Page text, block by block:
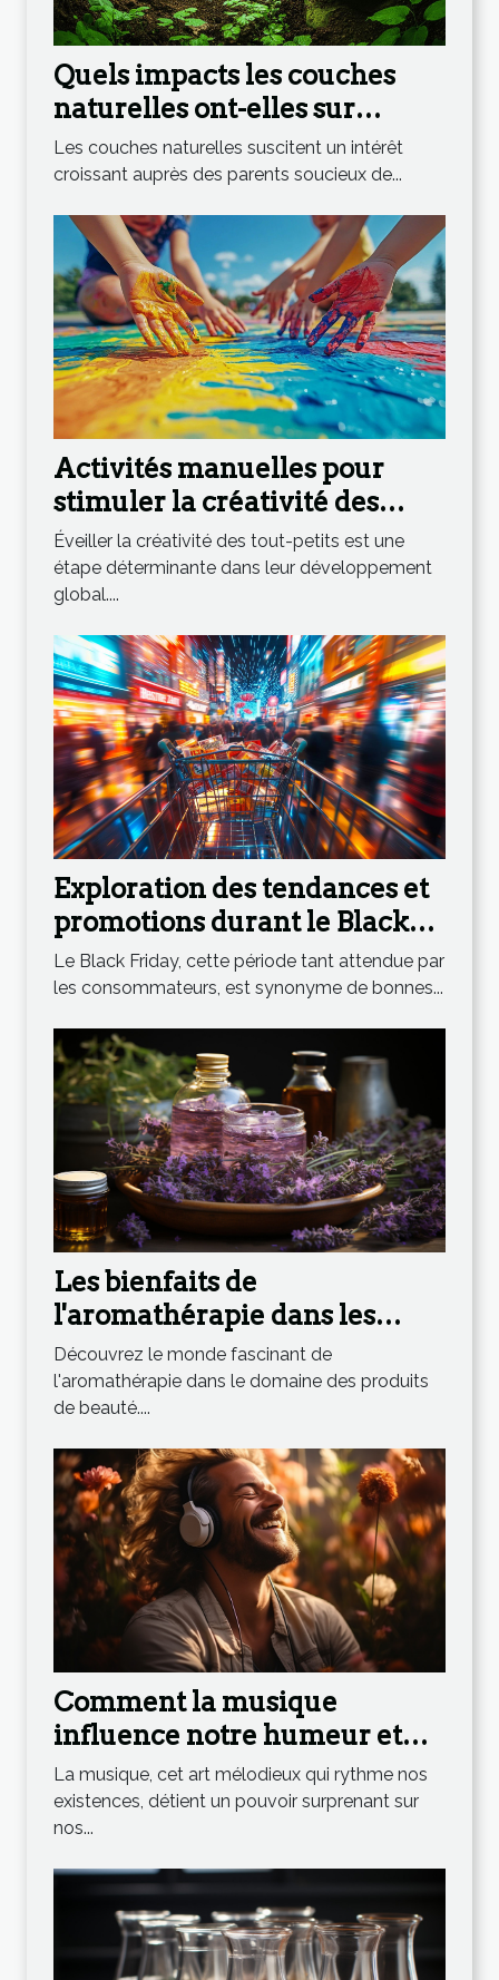
Quels impacts les couches
naturelles ont-elles sur
l'environnement ?
Les couches naturelles suscitent un intérêt
croissant auprès des parents soucieux de...
Activités manuelles pour
stimuler la créativité des
tout-petits
Éveiller la créativité des tout-petits est une
étape déterminante dans leur développement
global....
Exploration des tendances et
promotions durant le Black
Friday
Le Black Friday, cette période tant attendue par
les consommateurs, est synonyme de bonnes...
Les bienfaits de
l'aromathérapie dans les
produits de beauté
Découvrez le monde fascinant de
l'aromathérapie dans le domaine des produits
de beauté....
Comment la musique
influence notre humeur et
notre bien-être
La musique, cet art mélodieux qui rythme nos
existences, détient un pouvoir surprenant sur
nos...